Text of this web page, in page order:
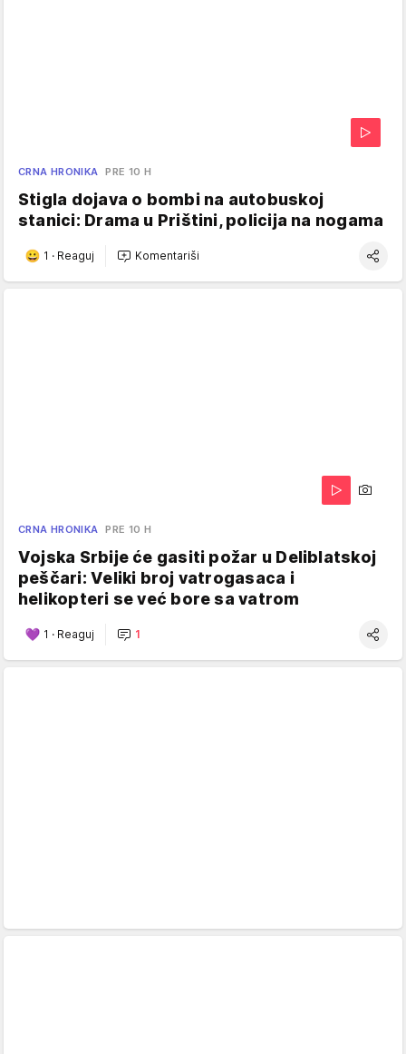
CRNA HRONIKA PRE 10 H
Stigla dojava o bombi na autobuskoj
stanici: Drama u Prištini, policija na nogama
1 · Reaguj Komentariši
CRNA HRONIKA PRE 10 H
Vojska Srbije će gasiti požar u Deliblatskoj
peščari: Veliki broj vatrogasaca i
helikopteri se već bore sa vatrom
1 · Reaguj 1